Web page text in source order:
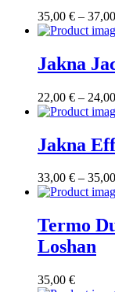
35,00 € – 37,00
Jakna
22,00 € – 24,00
Jakna
33,00 € – 35,00
Termo
Loshan
35,00 €